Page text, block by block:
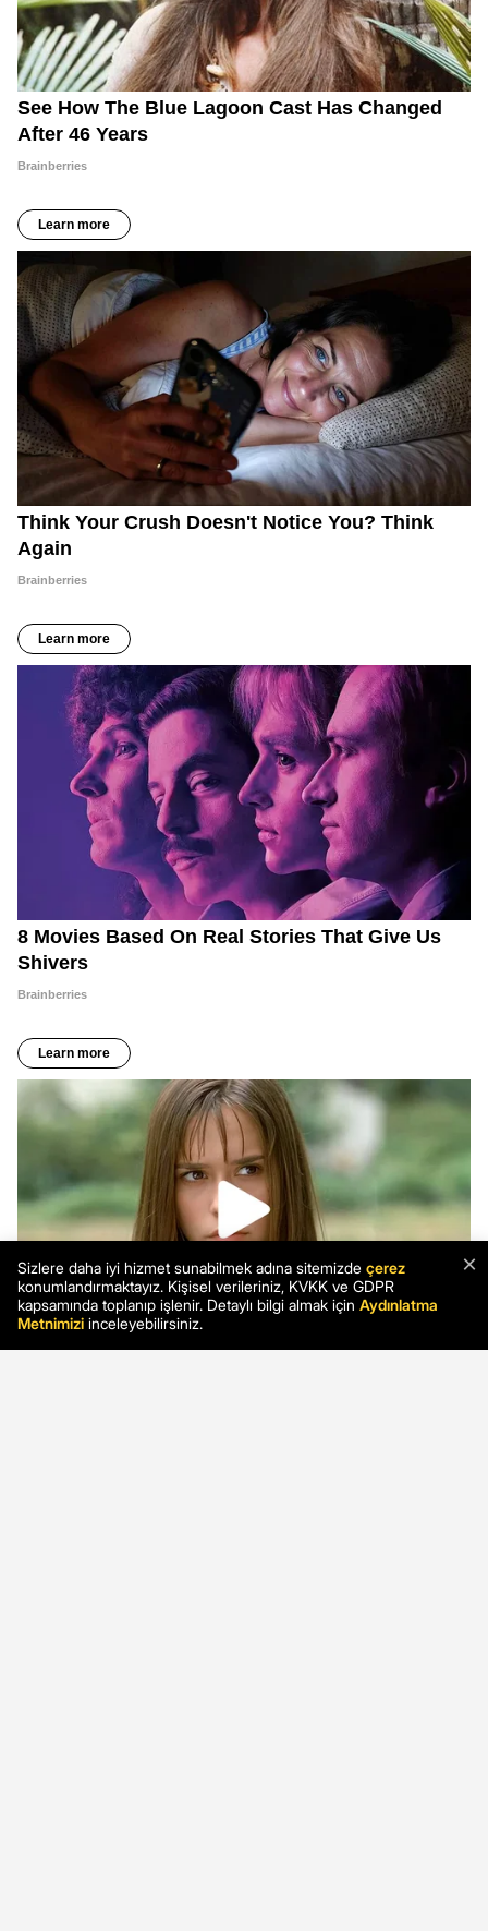
×
Sizlere daha iyi hizmet sunabilmek adına sitemizde çerez
konumlandırmaktayız. Kişisel verileriniz, KVKK ve GDPR
kapsamında toplanıp işlenir. Detaylı bilgi almak için Aydınlatma
Metnimizi inceleyebilirsiniz.